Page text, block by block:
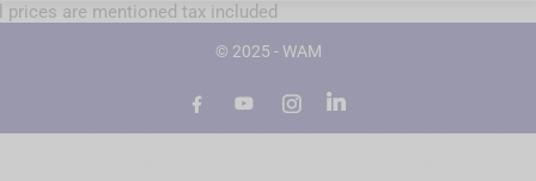
prices are mentioned tax included
© 2025 - WAM